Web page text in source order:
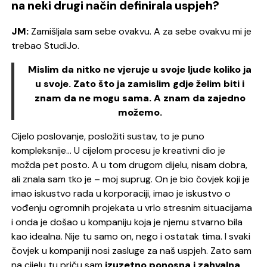
na neki drugi način definirala uspjeh?
JM: Zamišljala sam sebe ovakvu. A za sebe ovakvu mi je
trebao StudiJo.
Mislim da nitko ne vjeruje u svoje ljude koliko ja
u svoje. Zato što ja zamislim gdje želim biti i
znam da ne mogu sama. A znam da zajedno
možemo.
Cijelo poslovanje, posložiti sustav, to je puno
kompleksnije… U cijelom procesu je kreativni dio je
možda pet posto. A u tom drugom dijelu, nisam dobra,
ali znala sam tko je – moj suprug. On je bio čovjek koji je
imao iskustvo rada u korporaciji, imao je iskustvo o
vođenju ogromnih projekata u vrlo stresnim situacijama
i onda je došao u kompaniju koja je njemu stvarno bila
kao idealna. Nije tu samo on, nego i ostatak tima. I svaki
čovjek u kompaniji nosi zasluge za naš uspjeh. Zato sam